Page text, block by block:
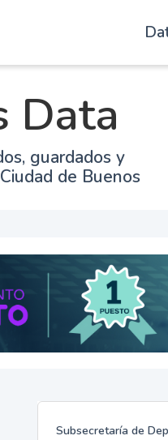
Data
guardados y
de Buenos
Subsecretaría de